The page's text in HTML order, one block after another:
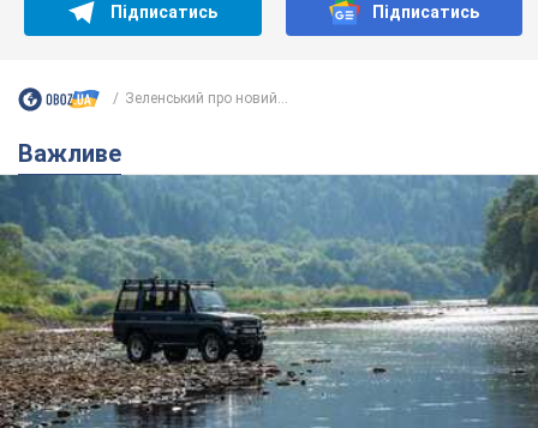
Підписатись Підписатись
Зеленський про новий...
Важливе